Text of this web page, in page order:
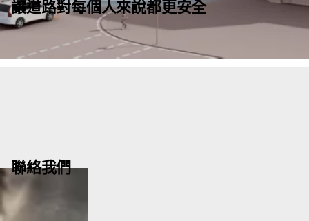
讓道路對每個人來說都更安全
聯絡我們